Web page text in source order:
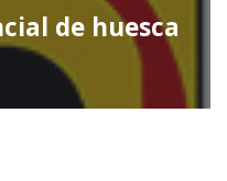
de huesca